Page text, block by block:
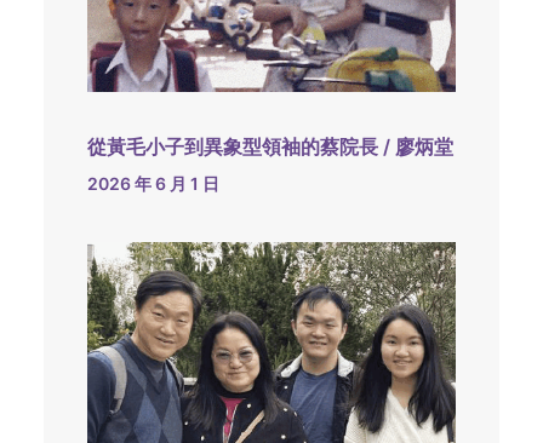
從黃毛小子到異象型領袖的蔡院長 / 廖炳堂
2026 年 6 月 1 日